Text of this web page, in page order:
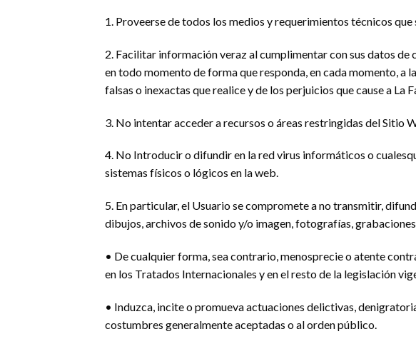
1. Proveerse de todos los medios y requerimientos técnicos
2. Facilitar información veraz al cumplimentar con sus datos
en todo momento de forma que responda, en cada momento, a
falsas o inexactas que realice y de los perjuicios que cause a
3. No intentar acceder a recursos o áreas restringidas del Sitio
4. No Introducir o difundir en la red virus informáticos o
sistemas físicos o lógicos en la web.
5. En particular, el Usuario se compromete a no transmitir,
dibujos, archivos de sonido y/o imagen, fotografías,
• De cualquier forma, sea contrario, menosprecie o atente
en los Tratados Internacionales y en el resto de la legislación
• Induzca, incite o promueva actuaciones delictivas,
costumbres generalmente aceptadas o al orden público.